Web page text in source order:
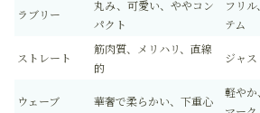
ラブリー
丸み、可愛い、ややコン
パクト
フリ
テム
ストレート
筋肉質、メリハリ、直線
的
ジャ
ウェーブ 華奢で柔らかい、下重心
軽やか